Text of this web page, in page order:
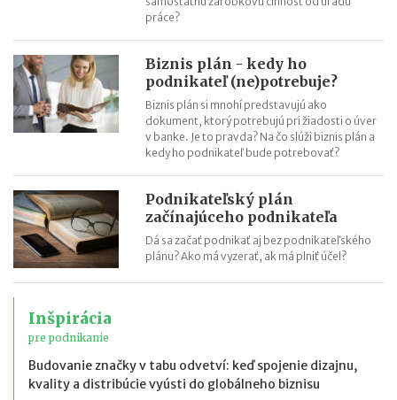
práce?
Biznis plán - kedy ho
podnikateľ (ne)potrebuje?
Biznis plán si mnohí predstavujú ako
dokument, ktorý potrebujú pri žiadosti o úver
v banke. Je to pravda? Na čo slúži biznis plán a
kedy ho podnikateľ bude potrebovať?
Podnikateľský plán
začínajúceho podnikateľa
Dá sa začať podnikať aj bez podnikateľského
plánu? Ako má vyzerať, ak má plniť účel?
Inšpirácia
pre podnikanie
Budovanie značky v tabu odvetví: keď spojenie dizajnu,
kvality a distribúcie vyústi do globálneho biznisu